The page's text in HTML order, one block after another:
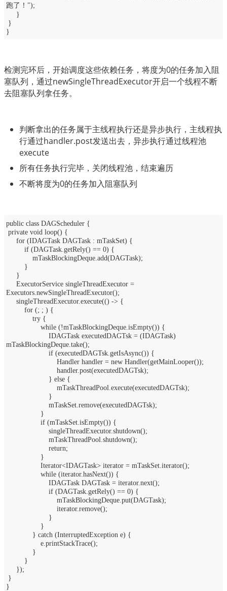
跑了！");
}
}
}
检测完环后，开始调度这些依赖任务，将度为0的任务加入阻
塞队列，通过newSingleThreadExecutor开启一个线程不断
去阻塞队列拿任务。
判断拿出的任务属于主线程执行还是异步执行，主线程执
行通过handler.post发送出去，异步执行通过线程池
execute
所有任务执行完毕，关闭线程池，结束遍历
不断将度为0的任务加入阻塞队列
public class DAGScheduler {
private void loop() {
for (IDAGTask DAGTask : mTaskSet) {
if (DAGTask.getRely() == 0) {
mTaskBlockingDeque.add(DAGTask);
}
}
ExecutorService singleThreadExecutor =
Executors.newSingleThreadExecutor();
singleThreadExecutor.execute(() -> {
for (; ; ) {
try {
while (!mTaskBlockingDeque.isEmpty()) {
IDAGTask executedDAGTsk = (IDAGTask)
mTaskBlockingDeque.take();
if (executedDAGTsk.getIsAsync()) {
Handler handler = new Handler(getMainLooper());
handler.post(executedDAGTsk);
} else {
mTaskThreadPool.execute(executedDAGTsk);
}
mTaskSet.remove(executedDAGTsk);
}
if (mTaskSet.isEmpty()) {
singleThreadExecutor.shutdown();
mTaskThreadPool.shutdown();
return;
}
Iterator<IDAGTask> iterator = mTaskSet.iterator();
while (iterator.hasNext()) {
IDAGTask DAGTask = iterator.next();
if (DAGTask.getRely() == 0) {
mTaskBlockingDeque.put(DAGTask);
iterator.remove();
}
}
} catch (InterruptedException e) {
e.printStackTrace();
}
}
});
}
}